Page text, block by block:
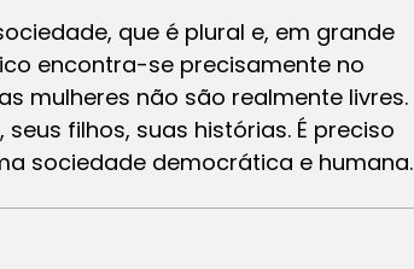
que é plural e, em grande
encontra-se precisamente no
mulheres não são realmente livres.
filhos, suas histórias. É preciso
sociedade democrática e humana.